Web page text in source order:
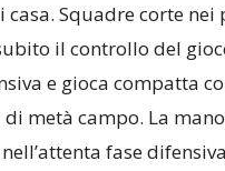
Squadre corte
il controllo del
e gioca compatta
metà campo. La
fase